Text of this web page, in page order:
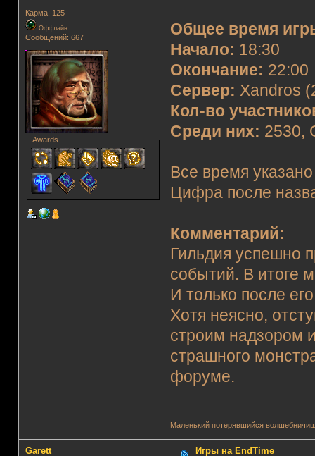
Карма: 125
Оффлайн
Сообщений: 667
Awards
Общее время
Начало: 18:30
Окончание: 22:00
Сервер: Xandros
Кол-во
Среди них: 2530,
Все время
Цифра после
Комментарий:
Гильдия успешно
событий. В итоге
И только после
Хотя неясно,
строим надзором
страшного
форуме.
Маленький потерявшийся
Garett Игры на EndTime